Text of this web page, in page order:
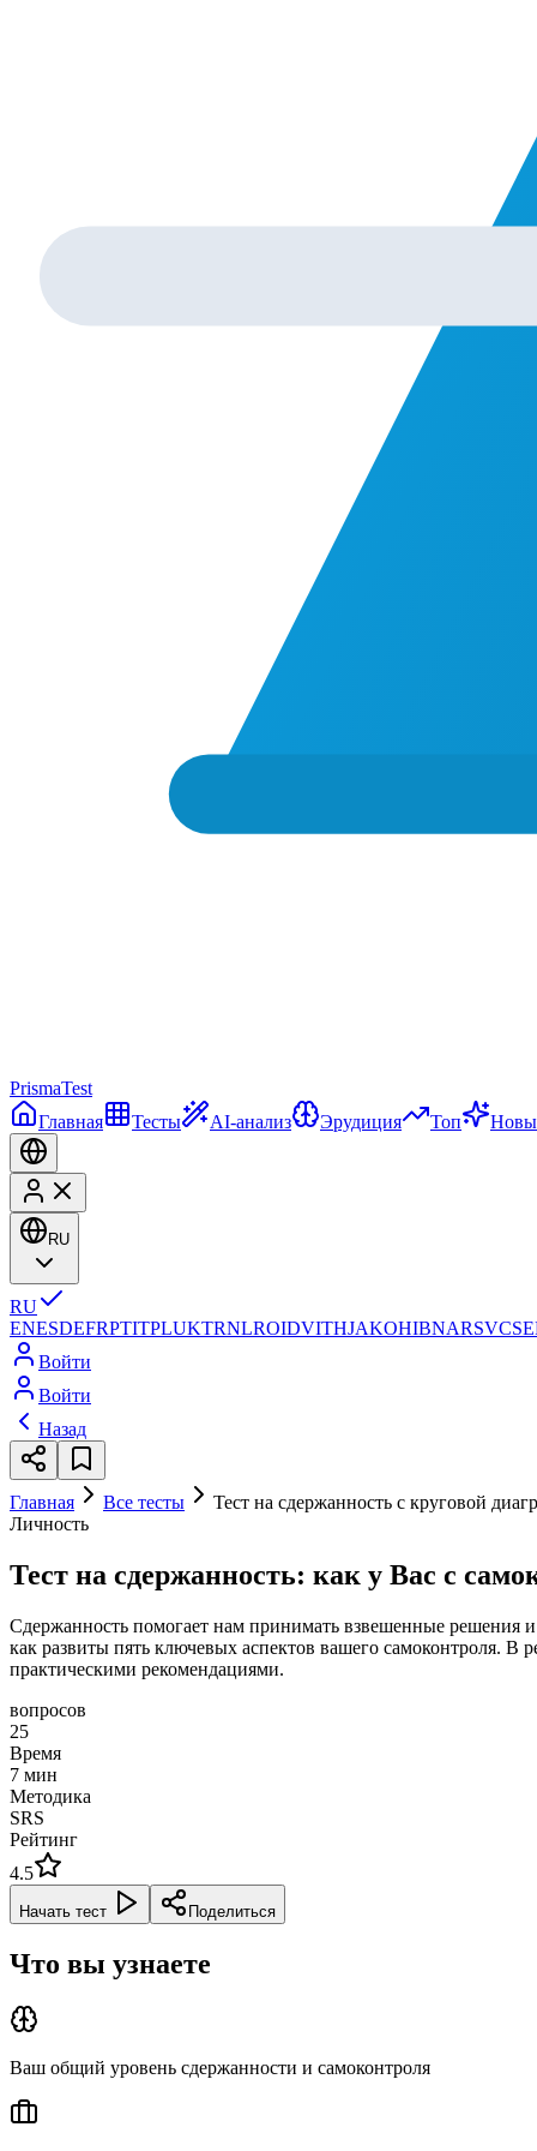
PrismaTest
Главная
Тесты AI-анализ Эрудиция Топ
RU
RU
ENESDEFRPTITPLUKTRNLROIDVITHJAKOHIBNARSVCS
Войти
Войти
Назад
Главная Все тесты
Тест на сдержанность с круговой
Личность
Тест на сдержанность: как у Вас с
Сдержанность помогает нам принимать взвешенные решения
как развиты пять ключевых аспектов вашего самоконтроля. В
практическими рекомендациями.
вопросов
25
Время
7 мин
Методика
SRS
Рейтинг
4.5
Начать тест Поделиться
Что вы узнаете
Ваш общий уровень сдержанности и самоконтроля